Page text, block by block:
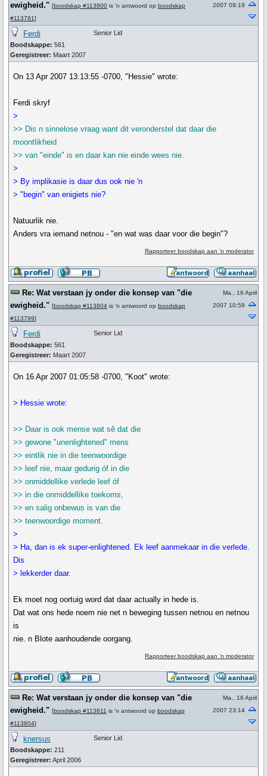
ewigheid." [boodskap #113800 is 'n antwoord op boodskap
#113781]
2007 09:19
Ferdi
Boodskappe: 561
Geregistreer: Maart 2007
Senior Lid
On 13 Apr 2007 13:13:55 -0700, "Hessie" wrote:
Ferdi skryf
>
>> Dis n sinnelose vraag want dit veronderstel dat daar die
moontlikheid
>> van "einde" is en daar kan nie einde wees nie.
>
> By implikasie is daar dus ook nie 'n
> "begin" van enigiets nie?
Natuurlik nie.
Anders vra iemand netnou - "en wat was daar voor die begin"?
Rapporteer boodskap aan 'n moderator
Re: Wat verstaan jy onder die konsep van "die
ewigheid." [boodskap #113804 is 'n antwoord op boodskap
#113799]
Ma., 16 April
2007 10:59
Ferdi
Boodskappe: 561
Geregistreer: Maart 2007
Senior Lid
On 16 Apr 2007 01:05:58 -0700, "Koot" wrote:
> Hessie wrote:
>> Daar is ook mense wat sê dat die
>> gewone "unenlightened" mens
>> eintlik nie in die teenwoordige
>> leef nie, maar gedurig óf in die
>> onmiddellike verlede leef óf
>> in die onmiddellike toekoms,
>> en salig onbewus is van die
>> teenwoordige moment.
>
> Ha, dan is ek super-enlightened. Ek leef aanmekaar in die verlede.
Dis
> lekkerder daar.
Ek moet nog oortuig word dat daar actually in hede is.
Dat wat ons hede noem nie net n beweging tussen netnou en netnou
is
nie. n Blote aanhoudende oorgang.
Rapporteer boodskap aan 'n moderator
Re: Wat verstaan jy onder die konsep van "die
ewigheid." [boodskap #113811 is 'n antwoord op boodskap
#113804]
Ma., 16 April
2007 23:14
knersus
Boodskappe: 211
Geregistreer: April 2006
Senior Lid